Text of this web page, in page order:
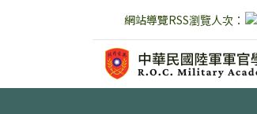
網站導覽RSS瀏覽人次：
:::